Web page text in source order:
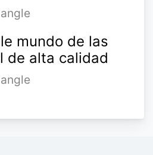
mundo de las
de alta calidad